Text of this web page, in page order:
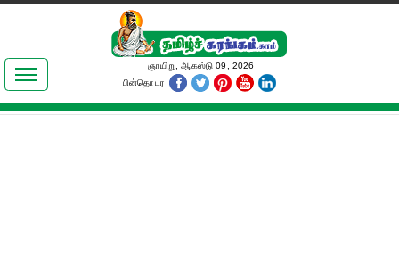
இலக்கியங்கள்
தமிழ் உலகம்
ஞாயிறு, ஆகஸ்டு 09, 2026
பின்தொடர